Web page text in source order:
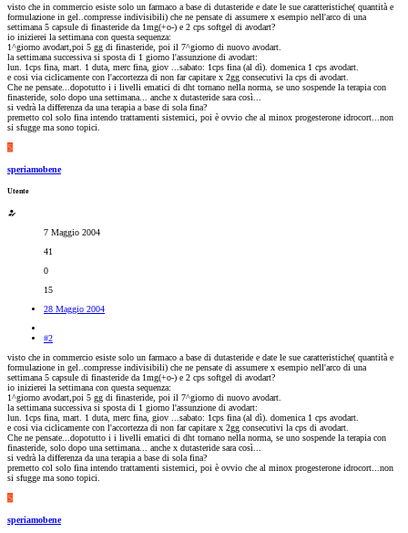
visto che in commercio esiste solo un farmaco a base di dutasteride e date le sue caratteristiche( quantità e
formulazione in gel..compresse indivisibili) che ne pensate di assumere x esempio nell'arco di una
settimana 5 capsule di finasteride da 1mg(+o-) e 2 cps softgel di avodart?
io inizierei la settimana con questa sequenza:
1^giorno avodart,poi 5 gg di finasteride, poi il 7^giorno di nuovo avodart.
la settimana successiva si sposta di 1 giorno l'assunzione di avodart:
lun. 1cps fina, mart. 1 duta, merc fina, giov ...sabato: 1cps fina (al dì). domenica 1 cps avodart.
e cosi via ciclicamente con l'accortezza di non far capitare x 2gg consecutivi la cps di avodart.
Che ne pensate...dopotutto i i livelli ematici di dht tornano nella norma, se uno sospende la terapia con
finasteride, solo dopo una settimana... anche x dutasteride sara così...
si vedrà la differenza da una terapia a base di sola fina?
premetto col solo fina intendo trattamenti sistemici, poi è ovvio che al minox progesterone idrocort...non
si sfugge ma sono topici.
S
speriamobene
Utente
7 Maggio 2004
41
0
15
28 Maggio 2004
#2
visto che in commercio esiste solo un farmaco a base di dutasteride e date le sue caratteristiche( quantità e
formulazione in gel..compresse indivisibili) che ne pensate di assumere x esempio nell'arco di una
settimana 5 capsule di finasteride da 1mg(+o-) e 2 cps softgel di avodart?
io inizierei la settimana con questa sequenza:
1^giorno avodart,poi 5 gg di finasteride, poi il 7^giorno di nuovo avodart.
la settimana successiva si sposta di 1 giorno l'assunzione di avodart:
lun. 1cps fina, mart. 1 duta, merc fina, giov ...sabato: 1cps fina (al dì). domenica 1 cps avodart.
e cosi via ciclicamente con l'accortezza di non far capitare x 2gg consecutivi la cps di avodart.
Che ne pensate...dopotutto i i livelli ematici di dht tornano nella norma, se uno sospende la terapia con
finasteride, solo dopo una settimana... anche x dutasteride sara così...
si vedrà la differenza da una terapia a base di sola fina?
premetto col solo fina intendo trattamenti sistemici, poi è ovvio che al minox progesterone idrocort...non
si sfugge ma sono topici.
S
speriamobene